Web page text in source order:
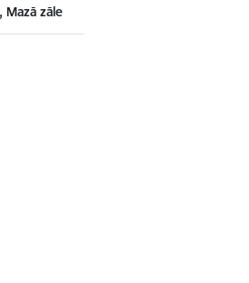
Mazā zāle